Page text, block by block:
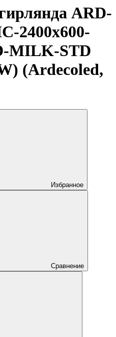
ARD-
2400x600-
MILK-STD
(Ardecoled,
Избранное
Сравнение